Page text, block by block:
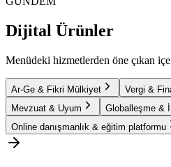
Dijital Ürünler
Menüdeki hizmetlerden öne çıkan
Ar-Ge & Fikri Mülkiyet Vergi &
Mevzuat & Uyum
Globalleşme &
Online danışmanlık & eğitim platformu